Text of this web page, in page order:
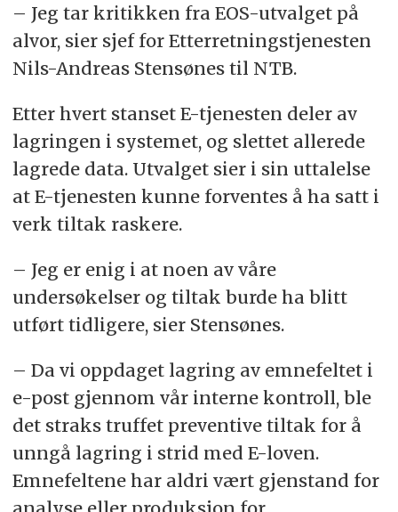
– Jeg tar kritikken fra EOS-utvalget på
alvor, sier sjef for Etterretningstjenesten
Nils-Andreas Stensønes til NTB.
Etter hvert stanset E-tjenesten deler av
lagringen i systemet, og slettet allerede
lagrede data. Utvalget sier i sin uttalelse
at E-tjenesten kunne forventes å ha satt i
verk tiltak raskere.
– Jeg er enig i at noen av våre
undersøkelser og tiltak burde ha blitt
utført tidligere, sier Stensønes.
– Da vi oppdaget lagring av emnefeltet i
e-post gjennom vår interne kontroll, ble
det straks truffet preventive tiltak for å
unngå lagring i strid med E-loven.
Emnefeltene har aldri vært gjenstand for